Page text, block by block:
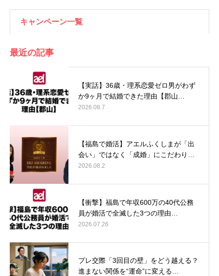
キャンペーン一覧
最近の記事
【実話】36歳・理系恋愛ゼロ男がわず
か9ヶ月で結婚できた理由【郡山…
2026.08.7
【福島で婚活】アエルふくしまが「出
会い」ではなく「成婚」にこだわり…
2026.08.2
【衝撃】福島で年収600万の40代公務
員が婚活で全滅した3つの理由…
2026.07.26
プレ交際「3回目の壁」をどう越える？
進まない関係を“運命”に変える…